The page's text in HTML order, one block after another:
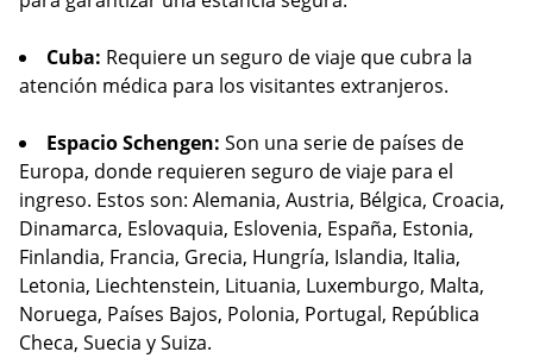
Cuba: Requiere un seguro de viaje que cubra la
atención médica para los visitantes extranjeros.
Espacio Schengen: Son una serie de países de
Europa, donde requieren seguro de viaje para el
ingreso. Estos son: Alemania, Austria, Bélgica, Croacia,
Dinamarca, Eslovaquia, Eslovenia, España, Estonia,
Finlandia, Francia, Grecia, Hungría, Islandia, Italia,
Letonia, Liechtenstein, Lituania, Luxemburgo, Malta,
Noruega, Países Bajos, Polonia, Portugal, República
Checa, Suecia y Suiza.